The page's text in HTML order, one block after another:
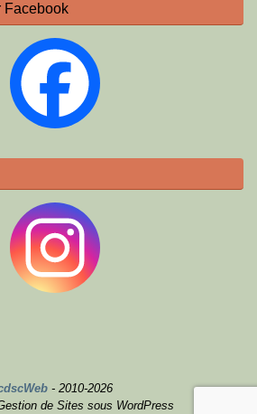
Facebook
- 2010-2026
de Sites sous WordPress